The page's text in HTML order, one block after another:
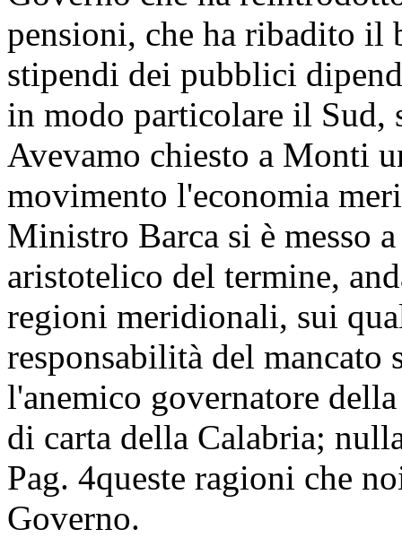
pensioni, che ha ribadito
stipendi dei pubblici
in modo particolare il Sud,
Avevamo chiesto a Monti
movimento l'economia
Ministro Barca si è messo
aristotelico del termine,
regioni meridionali, sui
responsabilità del
l'anemico governatore
di carta della Calabria;
Pag. 4queste ragioni che
Governo.